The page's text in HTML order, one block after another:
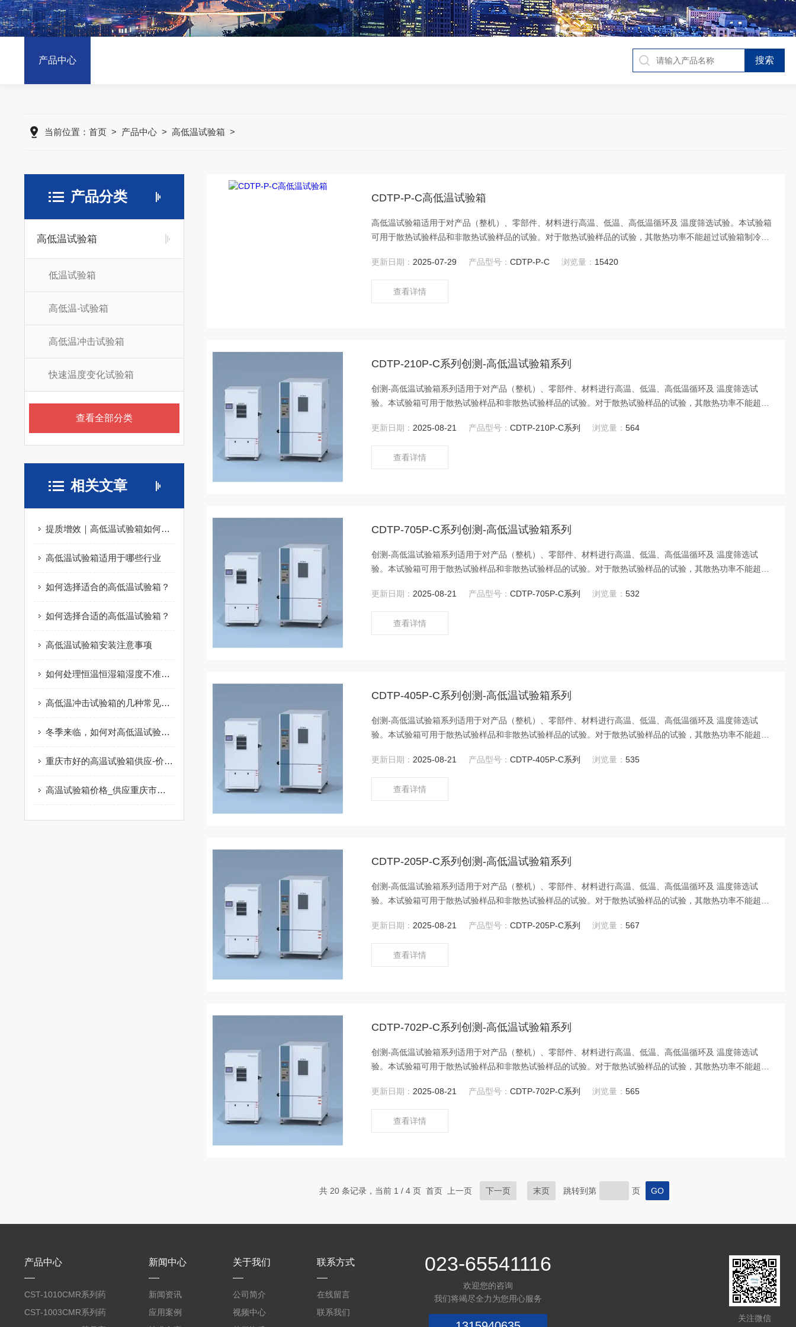
产品中心
当前位置： 首页> 产品中心> 高低温试验箱 >
产品分类
高低温试验箱
低温试验箱
高低温-试验箱
高低温冲击试验箱
快速温度变化试验箱
查看全部分类
相关文章
提质增效｜高低温试验箱如何攻克温变测试难题
高低温试验箱适用于哪些行业
如何选择适合的高低温试验箱？
如何选择合适的高低温试验箱？
高低温试验箱安装注意事项
如何处理恒温恒湿箱湿度不准的问题？
高低温冲击试验箱的几种常见故障及解决方法？
冬季来临，如何对高低温试验箱进行有效保养？
重庆市好的高温试验箱供应-价位合理的高温试验箱
高温试验箱价格_供应重庆市高温试验箱
CDTP-P-C高低温试验箱
高低温试验箱适用于对产品（整机）、零部件、材料进行高温、低温、高低温循环及 温度筛选试验。本试验箱
可用于散热试验样品和非散热试验样品的试验。对于散热试验样品的试验，其散热功率不能超过试验箱制冷
更新日期： 2025-07-29 产品型号：CDTP-P-C 浏览量： 15420
查看详情
CDTP-210P-C系列创测-高低温试验箱系列
创测-高低温试验箱系列适用于对产品（整机）、零部件、材料进行高温、低温、高低温循环及 温度筛选试
验。本试验箱可用于散热试验样品和非散热试验样品的试验。对于散热试验样品的试验，其散热功率不能超过
更新日期： 2025-08-21 产品型号：CDTP-210P-C系列 浏览量：564
查看详情
CDTP-705P-C系列创测-高低温试验箱系列
创测-高低温试验箱系列适用于对产品（整机）、零部件、材料进行高温、低温、高低温循环及 温度筛选试
验。本试验箱可用于散热试验样品和非散热试验样品的试验。对于散热试验样品的试验，其散热功率不能超过
更新日期： 2025-08-21 产品型号：CDTP-705P-C系列 浏览量：532
查看详情
CDTP-405P-C系列创测-高低温试验箱系列
创测-高低温试验箱系列适用于对产品（整机）、零部件、材料进行高温、低温、高低温循环及 温度筛选试
验。本试验箱可用于散热试验样品和非散热试验样品的试验。对于散热试验样品的试验，其散热功率不能超过
更新日期： 2025-08-21 产品型号：CDTP-405P-C系列 浏览量：535
查看详情
CDTP-205P-C系列创测-高低温试验箱系列
创测-高低温试验箱系列适用于对产品（整机）、零部件、材料进行高温、低温、高低温循环及 温度筛选试
验。本试验箱可用于散热试验样品和非散热试验样品的试验。对于散热试验样品的试验，其散热功率不能超过
更新日期： 2025-08-21 产品型号：CDTP-205P-C系列 浏览量：567
查看详情
CDTP-702P-C系列创测-高低温试验箱系列
创测-高低温试验箱系列适用于对产品（整机）、零部件、材料进行高温、低温、高低温循环及 温度筛选试
验。本试验箱可用于散热试验样品和非散热试验样品的试验。对于散热试验样品的试验，其散热功率不能超过
更新日期： 2025-08-21 产品型号：CDTP-702P-C系列 浏览量：565
查看详情
共 20 条记录，当前 1 / 4 页 首页 上一页 下一页 末页 跳转到第 页
产品中心
CST-1010CMR系列药
品高温试验箱
CST-1003CMR系列药
新闻中心
新闻资讯
应用案例
关于我们
公司简介
视频中心
联系方式
在线留言
联系我们
023-65541116
欢迎您的咨询
我们将竭尽全力为您用心服务
关注微信